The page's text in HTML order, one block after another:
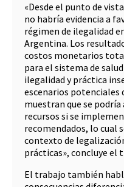
«Desde el punto de
no habría evidencia a
régimen de ilegalidad
Argentina. Los
costos monetarios
para el sistema de
ilegalidad y práctica
escenarios potenciales
muestran que se
recursos si se
recomendados, lo cual
contexto de
prácticas», concluye el
El trabajo también